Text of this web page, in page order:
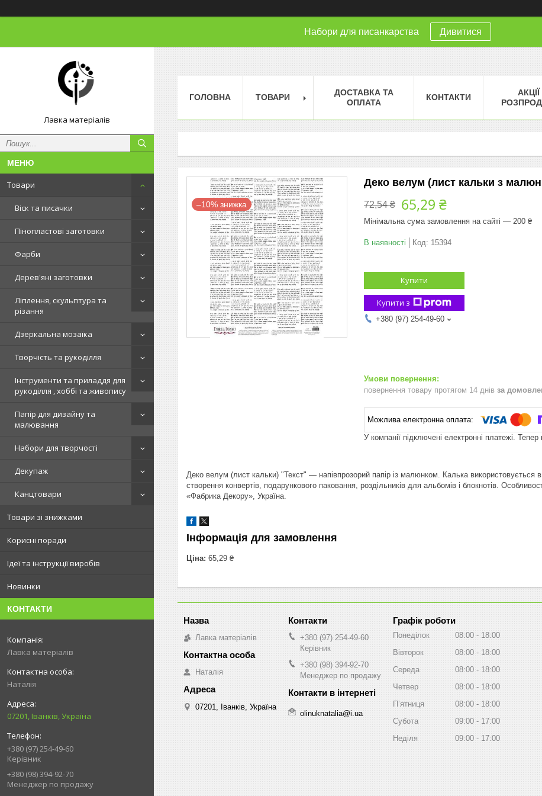
Набори для писанкарства Дивитися
Лавка матеріалів
Товари
Віск та писачки
Пінопластові заготовки
Фарби
Дерев'яні заготовки
Ліплення, скульптура та
різання
Дзеркальна мозаїка
Творчість та рукоділля
Інструменти та приладдя для
рукоділля , хоббі та живопису
Папір для дизайну та
малювання
Набори для творчості
Декупаж
Канцтовари
Товари зі знижками
Корисні поради
Ідеї та інструкції виробів
Новинки
КОНТАКТИ
Лавка матеріалів
Наталія
07201, Іванків, Україна
+380 (97) 254-49-60
Керівник
+380 (98) 394-92-70
Менеджер по продажу
ГОЛОВНА ТОВАРИ
ДОСТАВКА ТА
ОПЛАТА
КОНТАКТИ
–10%
Деко велум (лист кальки з
72,54 ₴ 65,29 ₴
Мінімальна сума замовлення на сайті — 200 ₴
В наявності Код: 15394
Купити
Купити з
+380 (97) 254-49-60
повернення товару протягом 14 днів за
У компанії підключені електронні платежі.
Деко велум (лист кальки) "Текст" — напівпрозорий папір із малюнком. Калька використовується
створення конвертів, подарункового паковання, роздільників для альбомів і блокнотів.
«Фабрика Декору», Україна.
Інформація для замовлення
Ціна: 65,29 ₴
Лавка матеріалів
Наталія
07201, Іванків, Україна
+380 (97) 254-49-60
Керівник
+380 (98) 394-92-70
Менеджер по продажу
olinuknatalia@i.ua
Графік роботи
Понеділок 08:00
18:00
Вівторок
08:00
18:00
Середа
08:00
18:00
Четвер
08:00
18:00
Пʼятниця
08:00
18:00
Субота
09:00
17:00
Неділя
09:00 17:00